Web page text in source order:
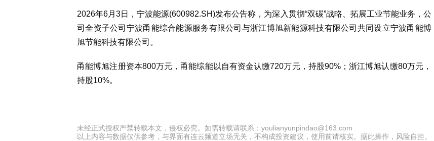
2026年6月3日，宁波能源(600982.SH)发布公告称，为深入贯彻“双碳”战略、拓展工业节能业务，公
司全资子公司宁波甬能综合能源服务有限公司与浙江博旭新能源科技有限公司共同设立宁波甬能博
旭节能科技有限公司。
甬能博旭注册资本800万元，甬能综能以自有资金认缴720万元，持股90%；浙江博旭认缴80万元，
持股10%。
未经正式授权严禁转载本文，侵权必究。如需转载请联系：youlianyunpindao@163.com
以上内容与数据仅供参考，与界面有连云频道立场无关，不构成投资建议，使用前请核实。据此操作，风险自担。